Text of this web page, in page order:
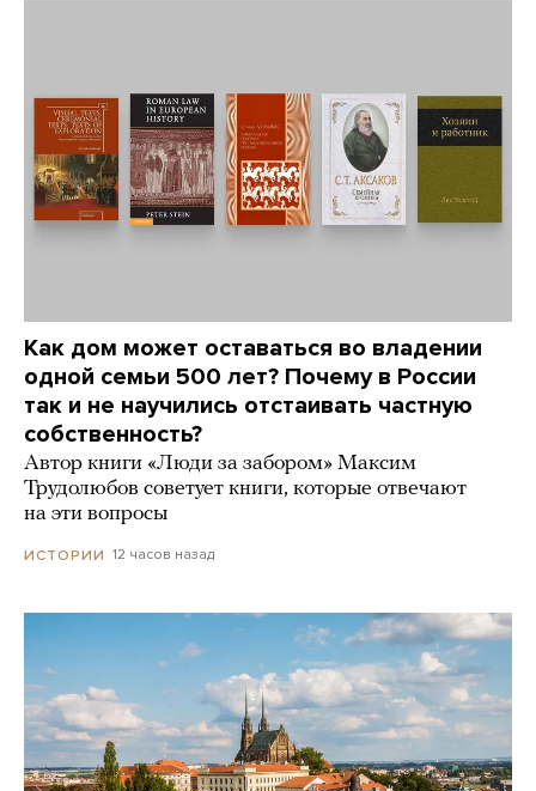
Как дом может оставаться во владении
одной семьи 500 лет? Почему в России
так и не научились отстаивать частную
собственность?
Автор книги «Люди за забором» Максим
Трудолюбов советует книги, которые отвечают
на эти вопросы
ИСТОРИИ 12 часов назад